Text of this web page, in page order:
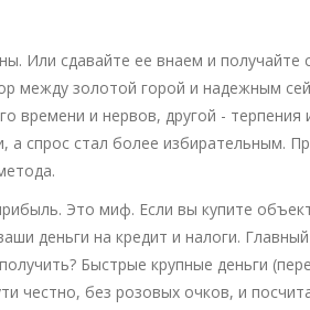
Или сдавайте ее внаем и получайте
между золотой горой и надежным
времени и нервов, другой - терпения
а спрос стал более избирательным.
Это миф. Если вы купите
деньги на кредит и налоги.
Быстрые крупные деньги
честно, без розовых очков, и